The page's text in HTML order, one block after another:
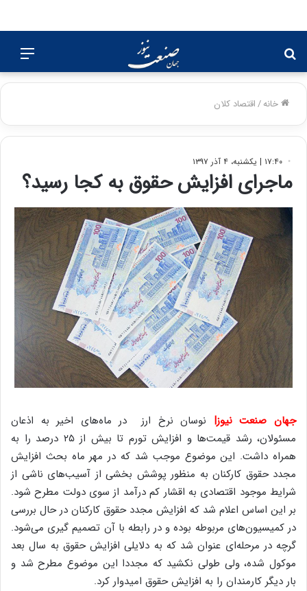
برای
خانه/اقتصاد کلان
۱۷:۴۰ | یکشنبه، ۴ آذر ۱۳۹۷
ماجرای افزایش حقوق به کجا رسید؟
جهان صنعت نیوز| نوسان نرخ ارز در ماه‌های اخیر به اذعان
مسئولان، رشد قیمت‌ها و افزایش تورم تا بیش از ۲۵ درصد را به
همراه داشت. این موضوع موجب شد که در مهر ماه بحث افزایش
مجدد حقوق کارکنان به منظور پوشش بخشی از آسیب‌های ناشی از
شرایط موجود اقتصادی به اقشار کم درآمد از سوی دولت مطرح شود.
بر این اساس اعلام شد که افزایش مجدد حقوق کارکنان در حال بررسی
در کمیسیون‌های مربوطه بوده و در رابطه با آن تصمیم گیری می‌شود.
گرچه در مرحله‌ای عنوان شد که به دلایلی افزایش حقوق به سال بعد
موکول شده، ولی طولی نکشید که مجددا این موضوع مطرح شد و
بار دیگر کارمندان را به افزایش حقوق امیدوار کرد.